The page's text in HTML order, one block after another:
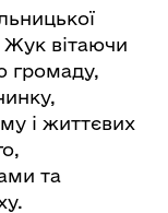
Жук вітаючи
громаду,
і життєвих
та